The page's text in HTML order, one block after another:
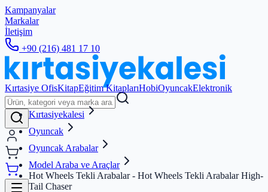
Kampanyalar
Markalar
İletişim
+90 (216) 481 17 10
Kırtasiye OfisKitapEğitim KitaplarıHobiOyuncakElektronik
Kırtasiyekalesi
Oyuncak
Oyuncak Arabalar
Model Araba ve Araçlar
Hot Wheels Tekli Arabalar - Hot Wheels Tekli Arabalar High-
Tail Chaser